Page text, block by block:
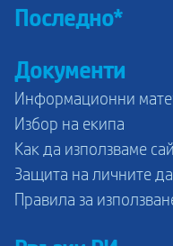
Последно*
Документи
Информационни
Избор на екипа
Как да използваме
Защита на личните
Правила за